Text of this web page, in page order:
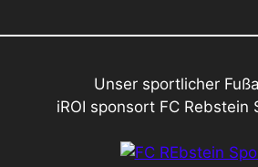
Unser sportlicher
iROI sponsort FC Rebstein